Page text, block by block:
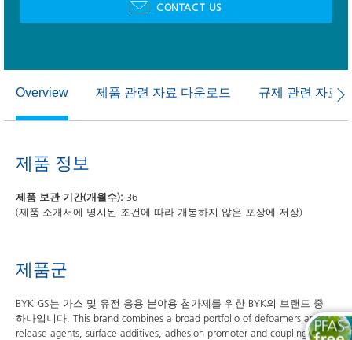
CONTACT US
Overview 제품 관련 자료 다운로드 규제 관련 자료
제품 정보
제품 보관 기간(개월수): 36
(제품 소개서에 명시된 조건에 따라 개봉하지 않은 포장에 저장)
제품군
BYK GS는 가스 및 유전 응용 분야용 첨가제를 위한 BYK의 브랜드 중
하나입니다. This brand combines a broad portfolio of defoamers and air
release agents, surface additives, adhesion promoter and coupling